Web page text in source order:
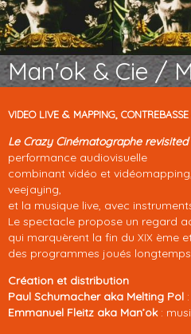
Man'ok & Cie /
VIDEO LIVE & MAPPING, CONTREBASSE
Le Crazy Cinématographe
performance audiovisuelle
combinant vidéo et
veejaying,
et la musique live, avec
Le spectacle propose un regard
qui marquèrent la fin du XIX ème
des programmes joués
Création et distribution
Paul Schumacher aka Melting Pol
Emmanuel Fleitz aka Man’ok: